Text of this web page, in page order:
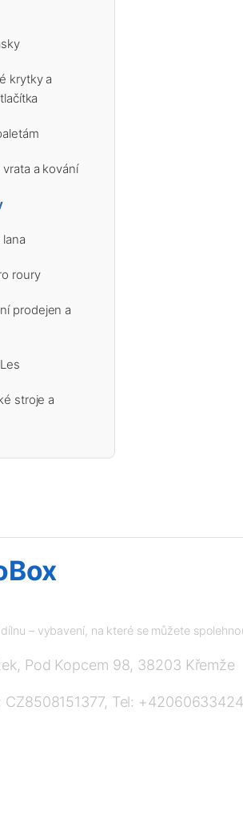
krytky a
vrata a kování
roury
prodejen a
stroje a
– vybavení, na které se můžete
Pod Kopcem 98, 38203 Křemže
CZ8508151377, Tel: